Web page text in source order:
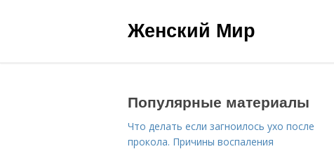
Женский Мир
Популярные материалы
Что делать если загноилось ухо после
прокола. Причины воспаления